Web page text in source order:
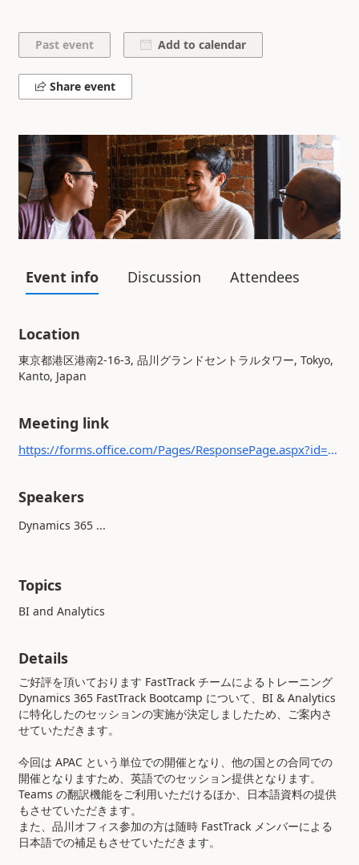
Add to calendar
Share event
Event info Discussion Attendees
Location
東京都港区港南2-16-3, 品川グランドセントラルタワー, Tokyo,
Kanto, Japan
Meeting link
https://forms.office.com/Pages/ResponsePage.aspx?id=v4j5cvGGr0GRqy180BHbR4EaluLaxRdKjgqPbuyyPbNUOFhFWDBYTDRQWlFNMElMVllHMVUyU1VFSC4u
Speakers
Dynamics 365 ...
Topics
BI and Analytics
Details
ご好評を頂いております FastTrack チームによるトレーニング
Dynamics 365 FastTrack Bootcamp について、 BI & Analytics
に特化したのセッションの実施が決定しましたため、ご案内さ
せていただきます。
今回は APAC という単位での開催となり、他の国との合同での
開催となりますため、英語でのセッション提供となります。
Teams の翻訳機能をご利用いただけるほか、日本語資料の提供
もさせていただきます。
また、品川オフィス参加の方は随時 FastTrack メンバーによる
日本語での補足もさせていただきます。